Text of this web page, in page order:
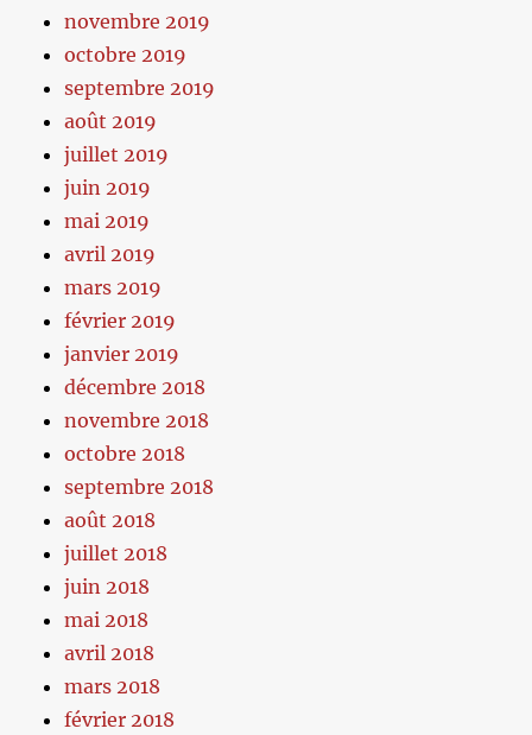
novembre 2019
octobre 2019
septembre 2019
août 2019
juillet 2019
juin 2019
mai 2019
avril 2019
mars 2019
février 2019
janvier 2019
décembre 2018
novembre 2018
octobre 2018
septembre 2018
août 2018
juillet 2018
juin 2018
mai 2018
avril 2018
mars 2018
février 2018